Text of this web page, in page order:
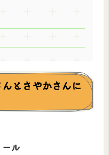
とさやかさんに
ル